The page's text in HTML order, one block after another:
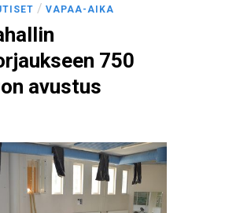
/ VAPAA-AIKA
750
avustus